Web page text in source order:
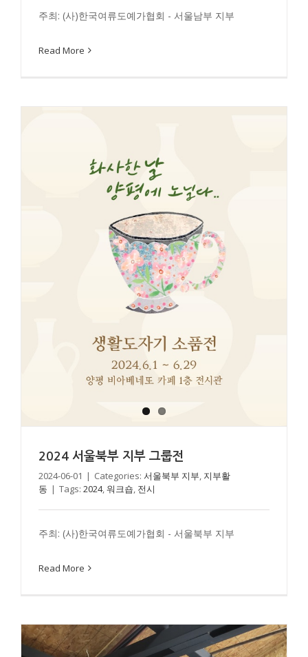
주최: (사)한국여류도예가협회 - 서울남부 지부
Read More
2024 서울북부 지부 그룹전
2024-06-01 | Categories: 서울북부 지부, 지부활
동 | Tags: 2024,워크숍, 전시
주최: (사)한국여류도예가협회 - 서울북부 지부
Read More
2024 경기남부 지부활동
경기남부 지부 지부활동